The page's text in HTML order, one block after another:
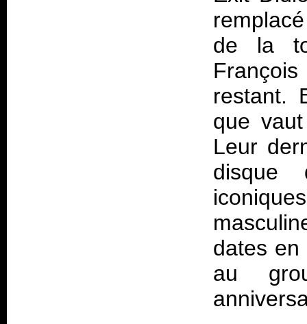
de la
restant.
que
Leur
disque
dates en
au